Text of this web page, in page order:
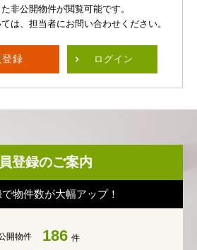
非公開物件が閲覧可能です。
は、担当者にお問い合わせください。
録 ログイン
登録のご案内
物件数が大幅アップ！
開物件 186 件